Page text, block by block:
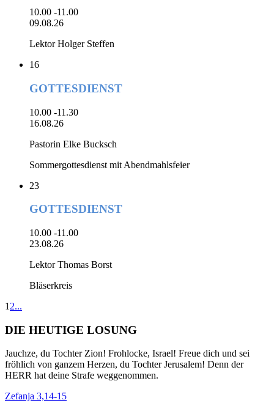
10.00 -11.00
09.08.26
Lektor Holger Steffen
16
GOTTESDIENST
10.00 -11.30
16.08.26
Pastorin Elke Bucksch
Sommergottesdienst mit Abendmahlsfeier
23
GOTTESDIENST
10.00 -11.00
23.08.26
Lektor Thomas Borst
Bläserkreis
1 2...
DIE HEUTIGE LOSUNG
Jauchze, du Tochter Zion! Frohlocke, Israel! Freue dich und sei
fröhlich von ganzem Herzen, du Tochter Jerusalem! Denn der
HERR hat deine Strafe weggenommen.
Zefanja 3,14-15